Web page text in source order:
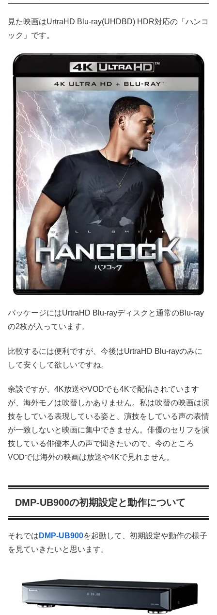
見た映画はUrtraHD Blu-ray(UHDBD) HDR対応の「ハンコ
ック」です。
パッケージにはUrtraHD Blu-rayディスクと通常のBlu-ray
の2枚が入っています。
比較するには便利ですが、今後はUrtraHD Blu-rayのみに
して安くして欲しいですね。
余談ですが、4K放送やVODでも4Kで配信されています
が、海外モノは吹替しかありません。私は吹替の映画は演
技をしている表現している姿と、演技をしている声の表情
が一致しないと映画に集中できません。俳優のセリフを演
技している俳優本人の声で聞きたいので、今のところ
VODでは海外の映画は放送や4Kで見れません。
DMP-UB900の初期設定と動作について
それでは DMP-UB900を起動して、初期設定や動作の様子
を見ていきたいと思います。